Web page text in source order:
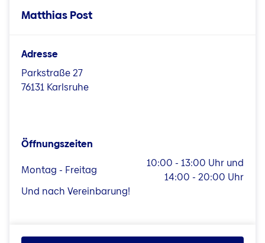
Matthias Post
Adresse
Parkstraße 27
76131 Karlsruhe
Öffnungszeiten
Montag - Freitag
10:00 - 13:00 Uhr und
14:00 - 20:00 Uhr
Und nach Vereinbarung!